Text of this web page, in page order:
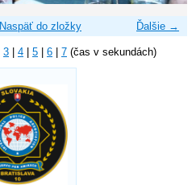
Ďalšie →
Naspäť do zložky
3 4 5 6 7 (čas v sekundách)